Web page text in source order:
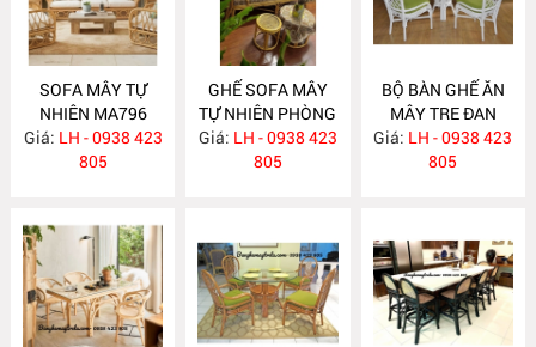
SOFA MÂY TỰ
NHIÊN MA796
Giá: LH - 0938 423
805
GHẾ SOFA MÂY
TỰ NHIÊN PHÒNG
KHÁCH MA795
Giá: LH - 0938 423
805
BỘ BÀN GHẾ ĂN
MÂY TRE ĐAN
MA784
Giá: LH - 0938 423
805